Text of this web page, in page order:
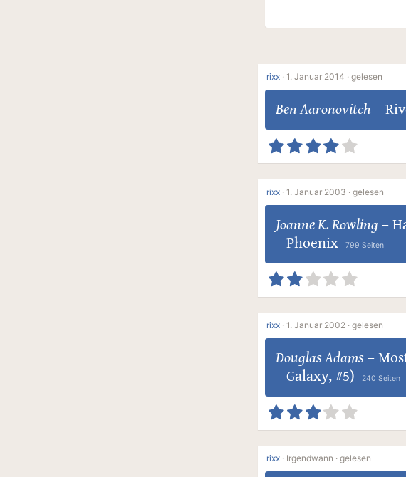
rixx · 1. Januar 2014 · gelesen
Ben Aaronovitch –
rixx · 1. Januar 2003 · gelesen
Joanne K. Rowling –
Phoenix
799 Seiten
rixx · 1. Januar 2002 · gelesen
Douglas Adams –
Galaxy, #5)
240 Seiten
rixx · Irgendwann · gelesen